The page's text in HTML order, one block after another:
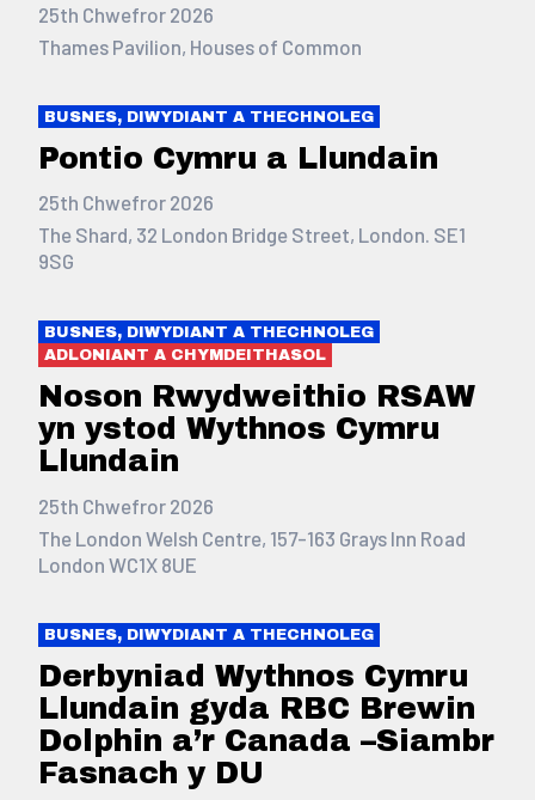
25th Chwefror 2026
Thames Pavilion, Houses of Common
BUSNES, DIWYDIANT A THECHNOLEG
Pontio Cymru a Llundain
25th Chwefror 2026
The Shard, 32 London Bridge Street, London. SE1
9SG
BUSNES, DIWYDIANT A THECHNOLEG
ADLONIANT A CHYMDEITHASOL
Noson Rwydweithio RSAW
yn ystod Wythnos Cymru
Llundain
25th Chwefror 2026
The London Welsh Centre, 157-163 Grays Inn Road
London WC1X 8UE
BUSNES, DIWYDIANT A THECHNOLEG
Derbyniad Wythnos Cymru
Llundain gyda RBC Brewin
Dolphin a’r Canada –Siambr
Fasnach y DU